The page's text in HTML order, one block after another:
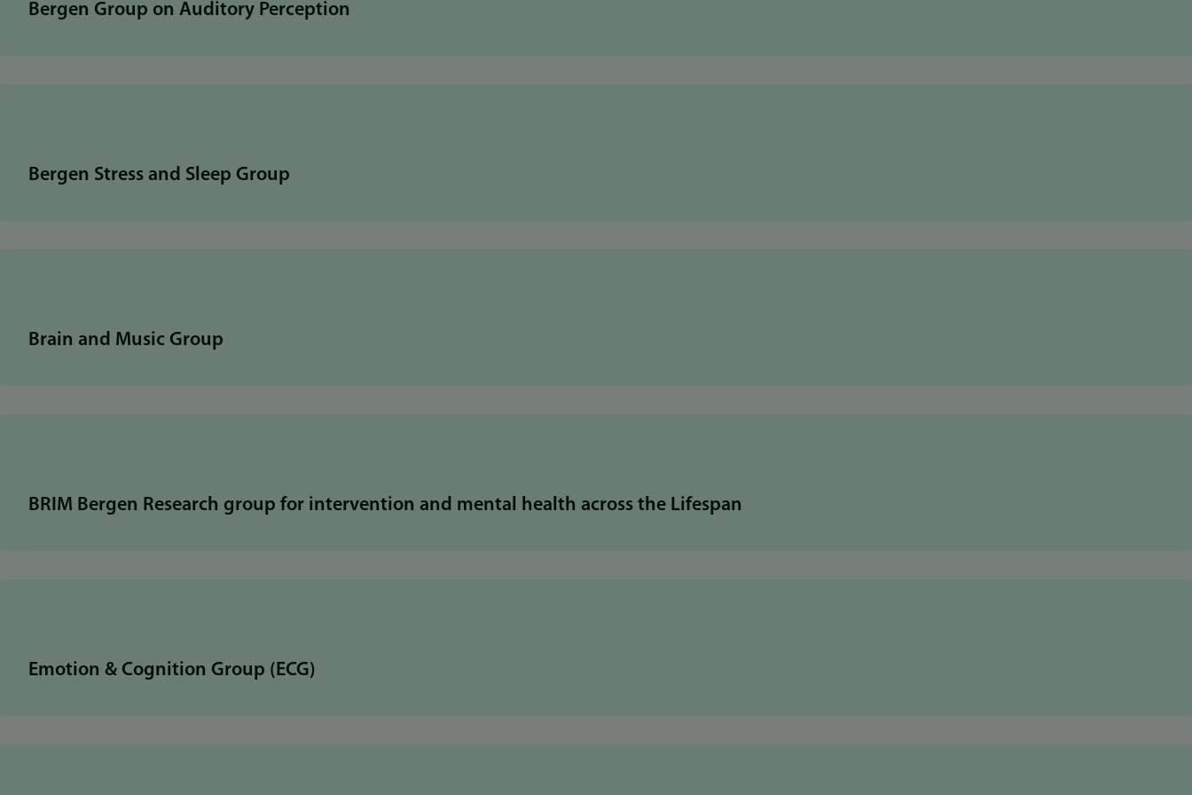
Bergen Group on Auditory Perception
Bergen Stress and Sleep Group
Brain and Music Group
BRIM Bergen Research group for intervention and mental health across the Lifespan
Emotion & Cognition Group (ECG)